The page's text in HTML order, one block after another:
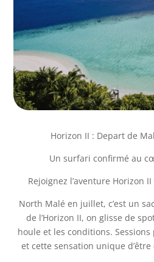
Horizon II : Depart de
Un surfari confirmé au
Rejoignez l’aventure Horizon
­North Malé en juillet, c’est un
de l’Horizon II, on glisse de
houle et les conditions.
et cette sensation unique